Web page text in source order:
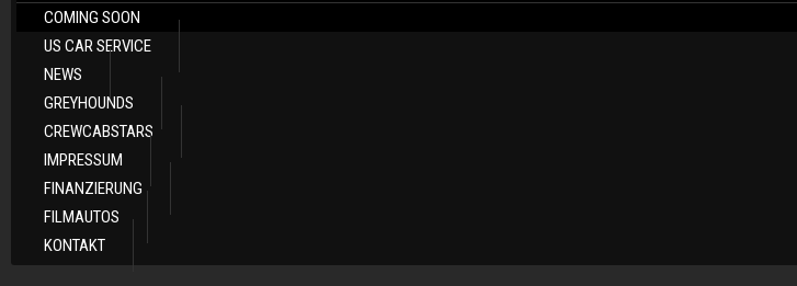
COMING SOON
US CAR SERVICE
NEWS
GREYHOUNDS
CREWCABSTARS
IMPRESSUM
FINANZIERUNG
FILMAUTOS
KONTAKT